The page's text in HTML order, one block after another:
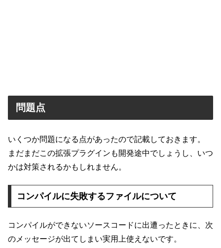
問題点
いくつか問題になる点があったので記載しておきます。
まだまだこの拡張プラグインも開発途中でしょうし、いつ
かは対策されるかもしれません。
コンパイルに失敗するファイルについて
コンパイルができないソースコードに出遭ったときに、次
のメッセージが出てしまい実用上使えないです。